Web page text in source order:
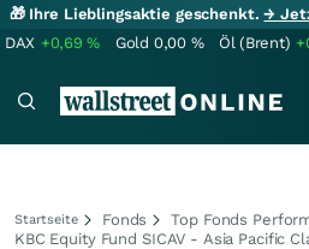
🎁 Ihre Lieblingsaktie geschenkt.→
DAX +0,69% Gold 0,00 % Öl (Brent)
Startseite Fonds
Top Fonds
KBC Equity Fund SICAV - Asia Pacific